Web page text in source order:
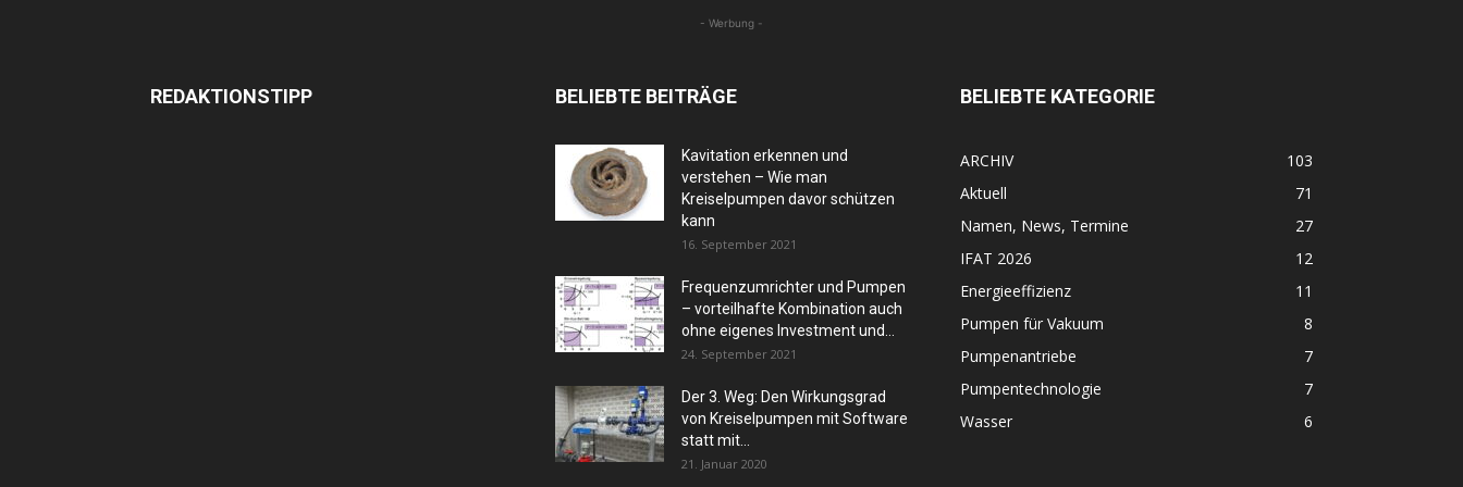
- Werbung -
REDAKTIONSTIPP BELIEBTE BEITRÄGE
Kavitation erkennen und
verstehen – Wie man
Kreiselpumpen davor schützen
kann
16. September 2021
Frequenzumrichter und Pumpen
– vorteilhafte Kombination auch
ohne eigenes Investment und...
24. September 2021
Der 3. Weg: Den Wirkungsgrad
von Kreiselpumpen mit Software
statt mit...
21. Januar 2020
BELIEBTE KATEGORIE
ARCHIV
103
Aktuell
71
Namen, News, Termine
27
IFAT 2026
12
Energieeffizienz
11
Pumpen für Vakuum
8
Pumpenantriebe
7
Pumpentechnologie
7
Wasser
6